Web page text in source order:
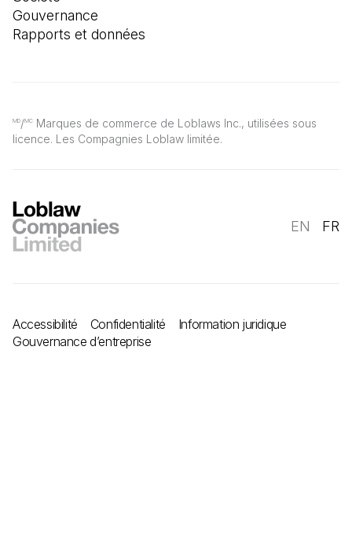
MD/MC Marques de commerce de Loblaws Inc., utilisées sous
licence. Les Compagnies Loblaw limitée.
Gouvernance
Rapports et données
EN FR
Accessibilité Confidentialité
Information juridique
Gouvernance d’entreprise